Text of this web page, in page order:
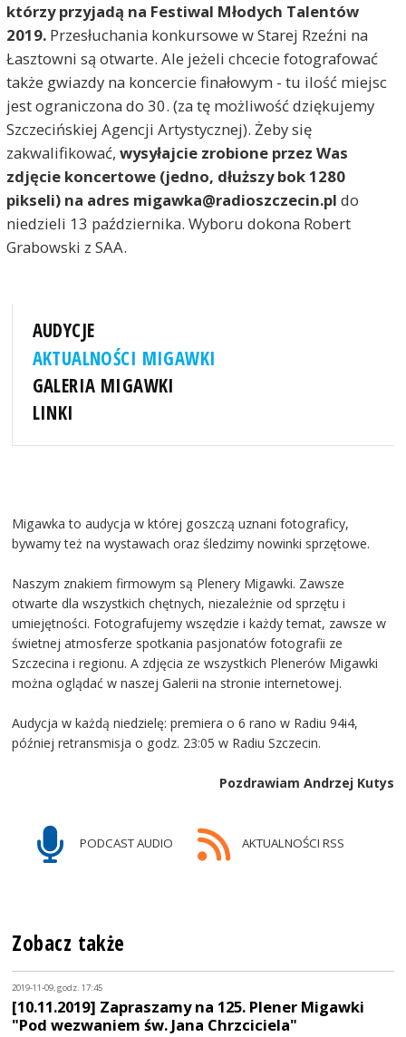
którzy przyjadą na Festiwal Młodych Talentów
2019.Przesłuchania konkursowe w Starej Rzeźni na
Łasztowni są otwarte. Ale jeżeli chcecie fotografować
także gwiazdy na koncercie finałowym - tu ilość miejsc
jest ograniczona do 30. (za tę możliwość dziękujemy
Szczecińskiej Agencji Artystycznej). Żeby się
zakwalifikować, wysyłajcie zrobione przez Was
zdjęcie koncertowe (jedno, dłuższy bok 1280
pikseli) na adres migawka@radioszczecin.pl do
niedzieli 13 października. Wyboru dokona Robert
Grabowski z SAA.
AUDYCJE
AKTUALNOŚCI MIGAWKI
GALERIA MIGAWKI
LINKI
Migawka to audycja w której goszczą uznani fotograficy,
bywamy też na wystawach oraz śledzimy nowinki sprzętowe.
Naszym znakiem firmowym są Plenery Migawki. Zawsze
otwarte dla wszystkich chętnych, niezależnie od sprzętu i
umiejętności. Fotografujemy wszędzie i każdy temat, zawsze w
świetnej atmosferze spotkania pasjonatów fotografii ze
Szczecina i regionu. A zdjęcia ze wszystkich Plenerów Migawki
można oglądać w naszej Galerii na stronie internetowej.
Audycja w każdą niedzielę: premiera o 6 rano w Radiu 94i4,
później retransmisja o godz. 23:05 w Radiu Szczecin.
Pozdrawiam Andrzej Kutys
PODCAST AUDIO AKTUALNOŚCI RSS
Zobacz także
2019-11-09, godz. 17:45
[10.11.2019] Zapraszamy na 125. Plener Migawki
"Pod wezwaniem św. Jana Chrzciciela"